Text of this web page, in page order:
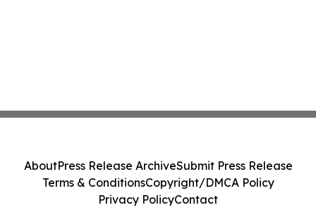
AboutPress Release ArchiveSubmit Press Release
Terms & ConditionsCopyright/DMCA Policy
Privacy PolicyContact